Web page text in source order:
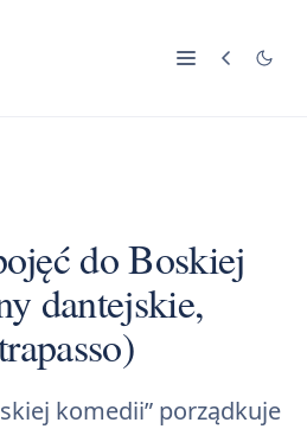
do Boskiej
dantejskie,
komedii” porządkuje